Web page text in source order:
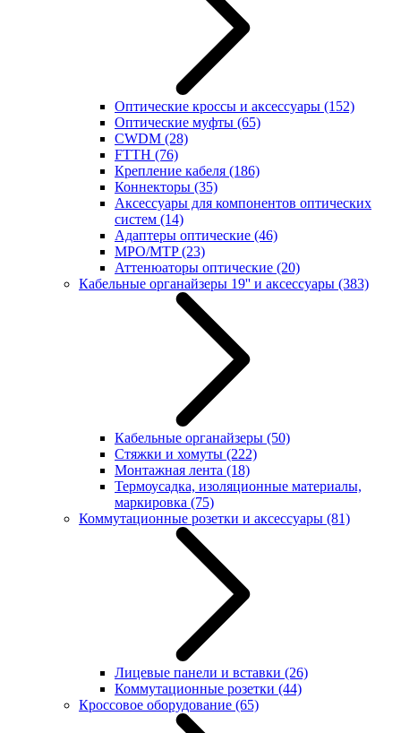
Оптические кроссы и аксессуары (152)
Оптические муфты (65)
CWDM (28)
FTTH (76)
Крепление кабеля (186)
Коннекторы (35)
Аксессуары для компонентов оптических
систем (14)
Адаптеры оптические (46)
MPO/MTP(23)
Аттенюаторы оптические (20)
Кабельные органайзеры 19'' и аксессуары (383)
Кабельные органайзеры (50)
Стяжки и хомуты (222)
Монтажная лента (18)
Термоусадка, изоляционные материалы,
маркировка (75)
Коммутационные розетки и аксессуары (81)
Лицевые панели и вставки (26)
Коммутационные розетки (44)
Кроссовое оборудование (65)